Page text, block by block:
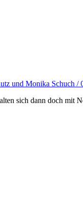
und Monika Schuch /
sich dann doch mit